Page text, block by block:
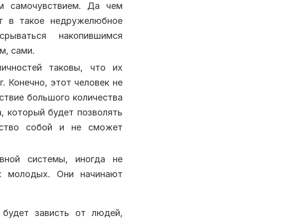
самочувствием. Да чем
в такое недружелюбное
накопившимся
сами.
таковы, что их
Конечно, этот человек не
большого количества
который будет позволять
собой и не сможет
системы, иногда не
молодых. Они начинают
будет зависть от людей,